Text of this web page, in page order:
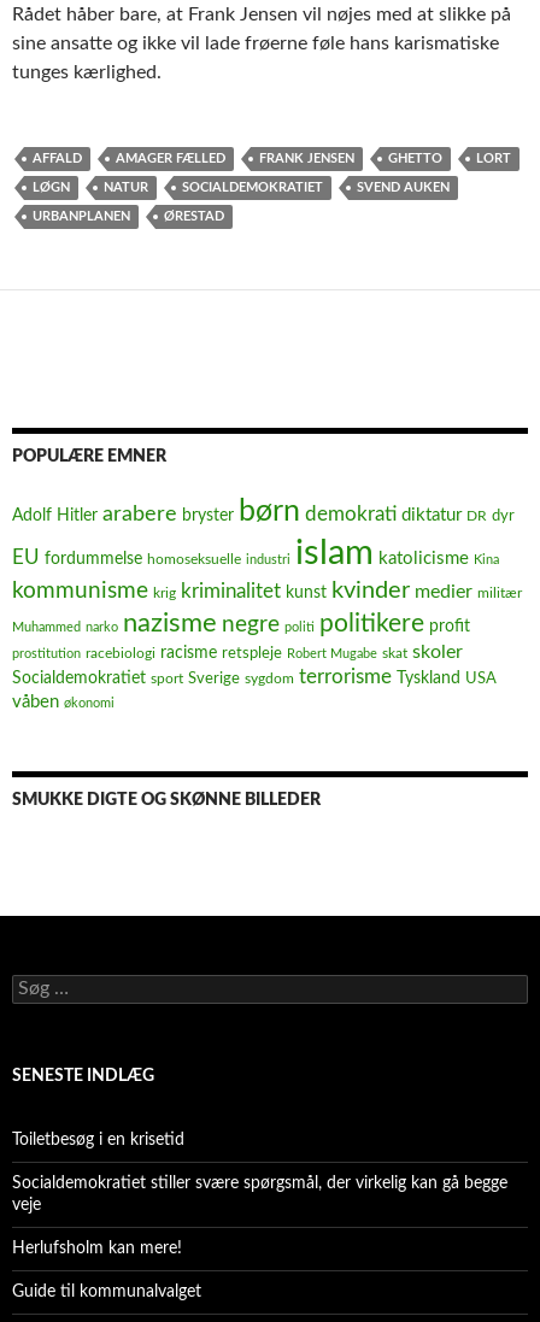
Rådet håber bare, at Frank Jensen vil nøjes med at slikke på
sine ansatte og ikke vil lade frøerne føle hans karismatiske
tunges kærlighed.
AFFALD AMAGER FÆLLED FRANK JENSEN GHETTO LORT
LØGN NATUR SOCIALDEMOKRATIET SVEND AUKEN
URBANPLANEN ØRESTAD
POPULÆRE EMNER
Adolf Hitler arabere bryster børn demokrati diktatur DR dyr
EU fordummelse homoseksuelle industri islam katolicisme Kina
kommunisme krig kriminalitet kunst kvinder medier militær
Muhammed narko nazisme negre politi politikere profit
prostitution racebiologi racisme retspleje Robert Mugabe skat skoler
Socialdemokratiet sport Sverige sygdom terrorisme Tyskland USA
våben økonomi
SMUKKE DIGTE OG SKØNNE BILLEDER
Søg
efter:
SENESTE INDLÆG
Toiletbesøg i en krisetid
Socialdemokratiet stiller svære spørgsmål, der virkelig kan gå begge
veje
Herlufsholm kan mere!
Guide til kommunalvalget